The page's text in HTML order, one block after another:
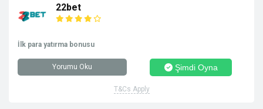
22bet
İlk para yatırma bonusu
Yorumu Oku Şimdi Oyna
T&Cs Apply